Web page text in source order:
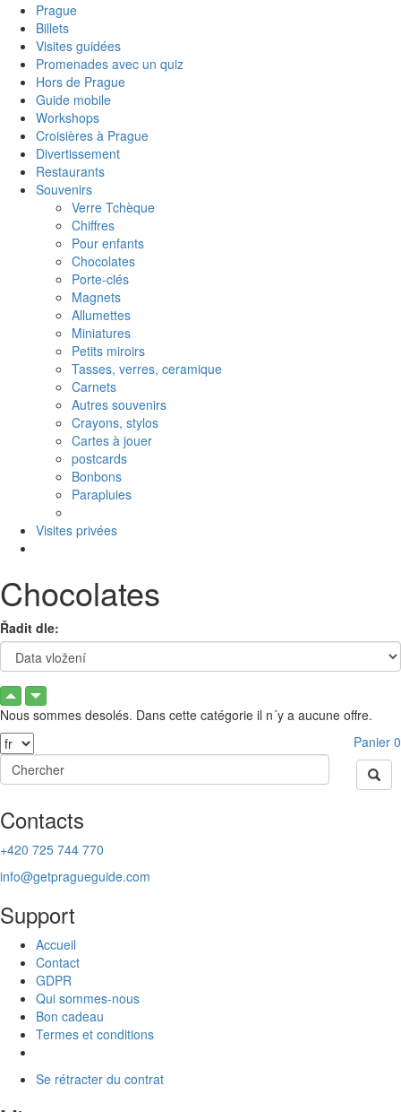
Prague
Billets
Visites guidées
Promenades avec un quiz
Hors de Prague
Guide mobile
Workshops
Croisières à Prague
Divertissement
Restaurants
Souvenirs
Verre Tchèque
Chiffres
Pour enfants
Chocolates
Porte-clés
Magnets
Allumettes
Miniatures
Petits miroirs
Tasses, verres, ceramique
Carnets
Autres souvenirs
Crayons, stylos
Cartes à jouer
postcards
Bonbons
Parapluies
Visites privées
Chocolates
Řadit dle:
Nous sommes desolés. Dans cette catégorie il n´y a aucune offre.
Panier 0
Contacts
+420 725 744 770
info@getpragueguide.com
Support
Accueil
Contact
GDPR
Qui sommes-nous
Bon cadeau
Termes et conditions
Se rétracter du contrat